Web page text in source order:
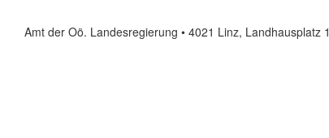
Amt der Oö. Landesregierung • 4021 Linz, Landhausplatz 1